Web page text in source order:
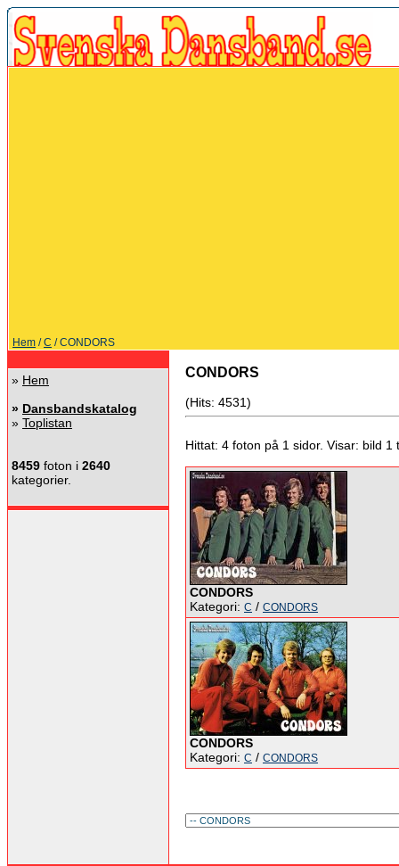
Hem /C / CONDORS
» Hem
» Dansbandskatalog
» Toplistan
8459 foton i 2640
kategorier.
CONDORS
(Hits: 4531)
Hittat: 4 foton på 1 sidor. Visar: bild 1
CONDORS
Kategori: C / CONDORS
CONDORS
Kategori: C / CONDORS